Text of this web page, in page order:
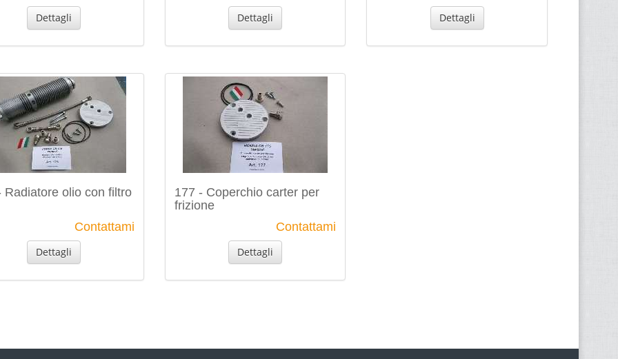
Dettagli Dettagli Dettagli
Radiatore olio con filtro
Contattami
Dettagli
177 - Coperchio carter per
frizione
Contattami
Dettagli